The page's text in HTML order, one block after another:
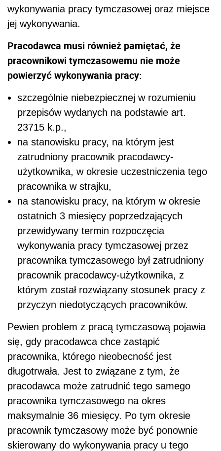
wykonywania pracy tymczasowej oraz miejsce
jej wykonywania.
Pracodawca musi również pamiętać, że
pracownikowi tymczasowemu nie może
powierzyć wykonywania pracy:
szczególnie niebezpiecznej w rozumieniu
przepisów wydanych na podstawie art.
23715 k.p.,
na stanowisku pracy, na którym jest
zatrudniony pracownik pracodawcy-
użytkownika, w okresie uczestniczenia tego
pracownika w strajku,
na stanowisku pracy, na którym w okresie
ostatnich 3 miesięcy poprzedzających
przewidywany termin rozpoczęcia
wykonywania pracy tymczasowej przez
pracownika tymczasowego był zatrudniony
pracownik pracodawcy-użytkownika, z
którym został rozwiązany stosunek pracy z
przyczyn niedotyczących pracowników.
Pewien problem z pracą tymczasową pojawia
się, gdy pracodawca chce zastąpić
pracownika, którego nieobecność jest
długotrwała. Jest to związane z tym, że
pracodawca może zatrudnić tego samego
pracownika tymczasowego na okres
maksymalnie 36 miesięcy. Po tym okresie
pracownik tymczasowy może być ponownie
skierowany do wykonywania pracy u tego